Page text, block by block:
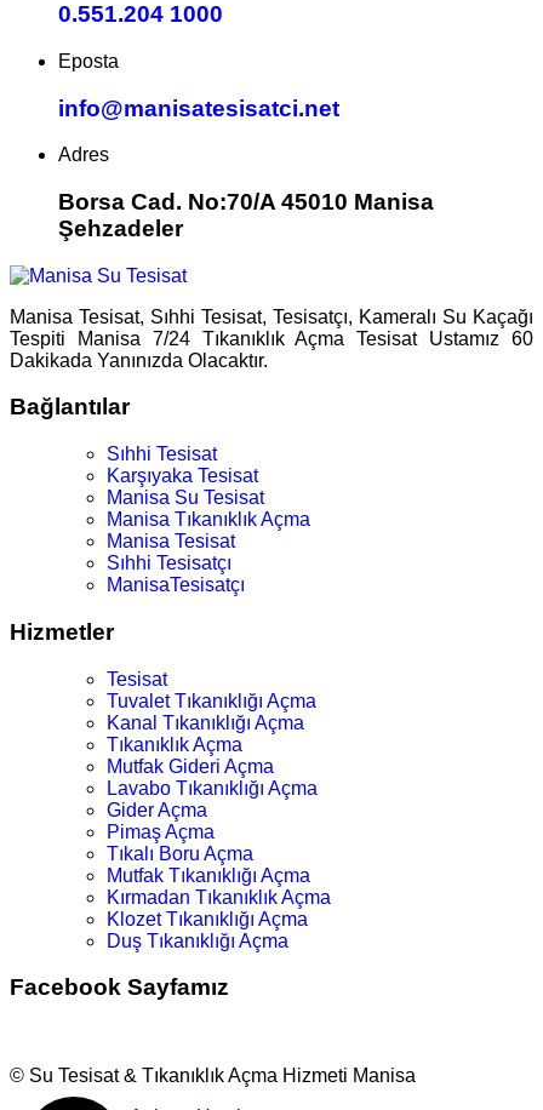
0.551.204 1000
Eposta
info@manisatesisatci.net
Adres
Borsa Cad. No:70/A 45010 Manisa
Şehzadeler
Manisa Tesisat, Sıhhi Tesisat, Tesisatçı, Kameralı Su Kaçağı
Tespiti Manisa 7/24 Tıkanıklık Açma Tesisat Ustamız 60
Dakikada Yanınızda Olacaktır.
Bağlantılar
Sıhhi Tesisat
Karşıyaka Tesisat
Manisa Su Tesisat
Manisa Tıkanıklık Açma
Manisa Tesisat
Sıhhi Tesisatçı
ManisaTesisatçı
Hizmetler
Tesisat
Tuvalet Tıkanıklığı Açma
Kanal Tıkanıklığı Açma
Tıkanıklık Açma
Mutfak Gideri Açma
Lavabo Tıkanıklığı Açma
Gider Açma
Pimaş Açma
Tıkalı Boru Açma
Mutfak Tıkanıklığı Açma
Kırmadan Tıkanıklık Açma
Klozet Tıkanıklığı Açma
Duş Tıkanıklığı Açma
Facebook Sayfamız
© Su Tesisat & Tıkanıklık Açma Hizmeti Manisa